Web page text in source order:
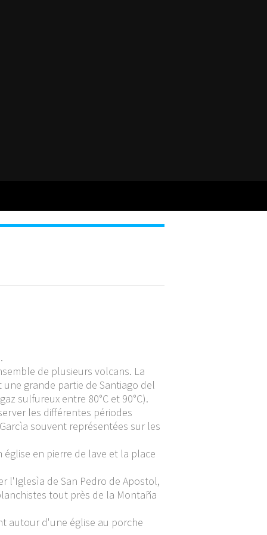
de plusieurs volcans. La
grande partie de Santiago del
sulfureux entre 80°C et 90°C).
les différentes périodes
souvent représentées sur les
en pierre de lave et la place
l'Iglesìa de San Pedro de Apostol,
tout près de la Montaña
autour d'une église au porche